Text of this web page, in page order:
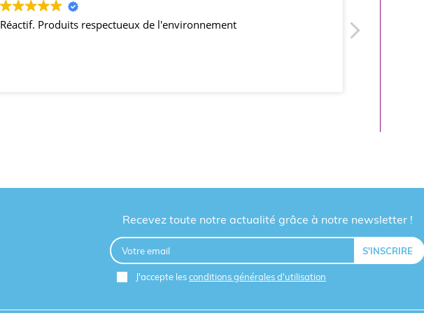
Réactif. Produits respectueux de l'environnement
Recevez toute notre actualité grâce à notre newsletter !
J'accepte lesconditions générales d'utilisation